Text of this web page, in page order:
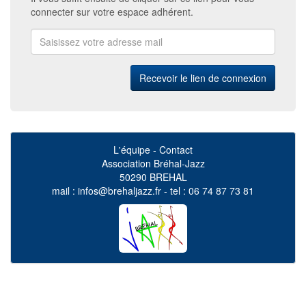
connecter sur votre espace adhérent.
L'équipe - Contact
Association Bréhal-Jazz
50290 BREHAL
mail : infos@brehaljazz.fr - tel : 06 74 87 73 81